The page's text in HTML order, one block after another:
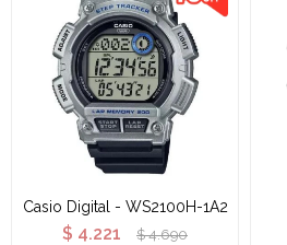
Casio Digital - WS2100H-1A2
$ 4.221 $ 4.690